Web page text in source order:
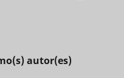
autor(es)